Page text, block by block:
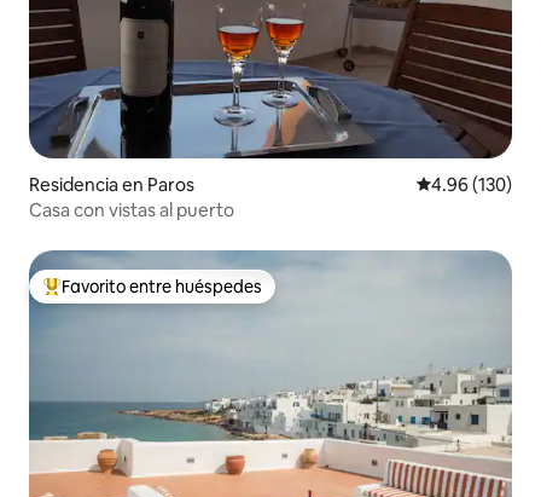
Residencia en Paros Calificación
4.96 (130)
Casa con vistas al puerto
De los mejores en Favorito entre huéspedes
Favorito entre huéspedes